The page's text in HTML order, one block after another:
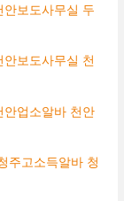
보도사무실 두
보도사무실 천
업소알바 천안
주고소득알바 청